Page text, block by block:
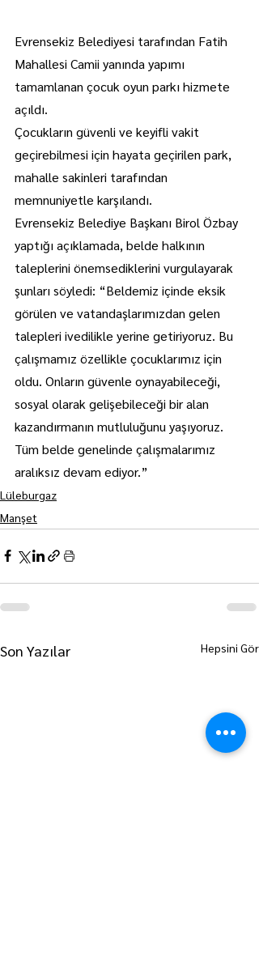
Evrensekiz Belediyesi tarafından Fatih
Mahallesi Camii yanında yapımı
tamamlanan çocuk oyun parkı hizmete
açıldı.
Çocukların güvenli ve keyifli vakit
geçirebilmesi için hayata geçirilen park,
mahalle sakinleri tarafından
memnuniyetle karşılandı.
Evrensekiz Belediye Başkanı Birol Özbay
yaptığı açıklamada, belde halkının
taleplerini önemsediklerini vurgulayarak
şunları söyledi: “Beldemiz içinde eksik
görülen ve vatandaşlarımızdan gelen
talepleri ivedilikle yerine getiriyoruz. Bu
çalışmamız özellikle çocuklarımız için
oldu. Onların güvenle oynayabileceği,
sosyal olarak gelişebileceği bir alan
kazandırmanın mutluluğunu yaşıyoruz.
Tüm belde genelinde çalışmalarımız
aralıksız devam ediyor.”
Lüleburgaz
Manşet
Son Yazılar Hepsini Gör